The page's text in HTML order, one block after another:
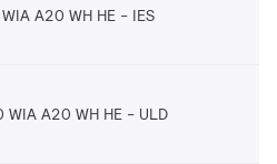
A20 WH HE IES
A20 WH HE ULD